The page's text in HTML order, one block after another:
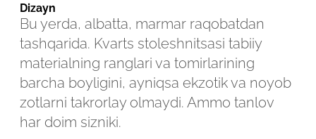
Dizayn
Bu yerda, albatta, marmar raqobatdan
tashqarida. Kvarts stoleshnitsasi tabiiy
materialning ranglari va tomirlarining
barcha boyligini, ayniqsa ekzotik va noyob
zotlarni takrorlay olmaydi. Ammo tanlov
har doim sizniki.